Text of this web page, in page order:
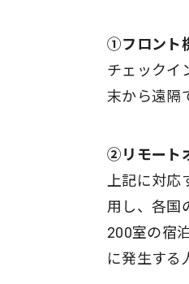
①フロント
チェックイ
末から遠隔
②リモート
上記に対応
用し、各国
200室の宿
に発生する